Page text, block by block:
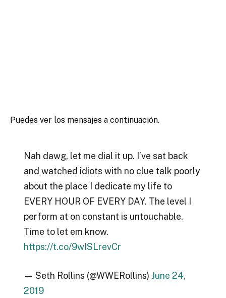
Puedes ver los mensajes a continuación.
Nah dawg, let me dial it up. I’ve sat back
and watched idiots with no clue talk poorly
about the place I dedicate my life to
EVERY HOUR OF EVERY DAY. The level I
perform at on constant is untouchable.
Time to let em know.
https://t.co/9wISLrevCr
— Seth Rollins (@WWERollins) June 24,
2019